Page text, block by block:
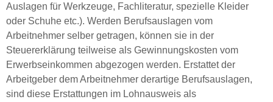
Auslagen für Werkzeuge, Fachliteratur, spezielle Kleider
oder Schuhe etc.). Werden Berufsauslagen vom
Arbeitnehmer selber getragen, können sie in der
Steuererklärung teilweise als Gewinnungskosten vom
Erwerbseinkommen abgezogen werden. Erstattet der
Arbeitgeber dem Arbeitnehmer derartige Berufsauslagen,
sind diese Erstattungen im Lohnausweis als